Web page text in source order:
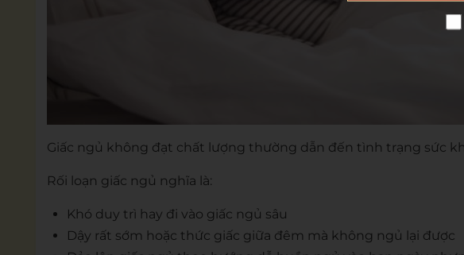
Giấc ngủ không đạt chất lượng thường dẫn đến tình trạng sức
Rối loạn giấc ngủ nghĩa là:
Khó duy trì hay đi vào giấc ngủ sâu
Dậy rất sớm hoặc thức giấc giữa đêm mà không ngủ lại được